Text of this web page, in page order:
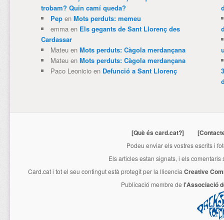
trobam? Quin camí queda?
Pepen Mots perduts: memeu
emmaen Els gegants de Sant Llorenç des
Cardassar
Mateuen Mots perduts: Càgola merdançana
Mateuen Mots perduts: Càgola merdançana
Paco Leonicioen Defunció a Sant Llorenç
[Què és card.cat?]
Podeu enviar els vostres escrits i
Els articles estan signats, i els
Card.cati tot el seu contingut està protegit per la llicencia Creative
Publicació membre de l'Associació